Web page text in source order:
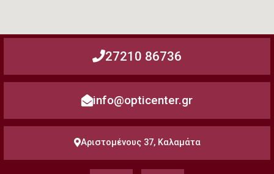
27210 86736
info@opticenter.gr
Αριστομένους 37, Καλαμάτα